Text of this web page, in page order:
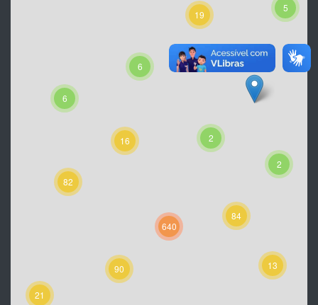
6
2
13
21
6
5
19
2
16
82
84
90
640